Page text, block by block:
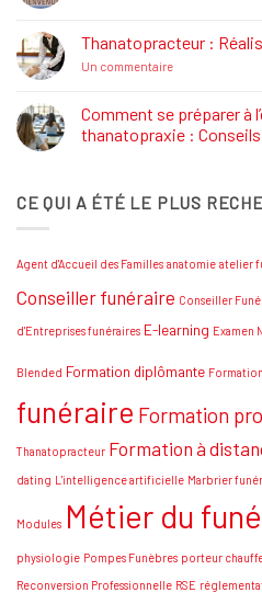
Job
Dating
Salon
SUD
Thanatopracteur :
Un commentairesur
Réaliser
votre
rêve
Comment se préparer à
thanatopraxie :
Comment
se
national
thanatopraxie
Conseils
CE QUI A ÉTÉ LE PLUS
Agent d'Accueil des Familles anatomie atelier
Conseiller funéraire Conseiller
d'Entreprises funéraires E-learning Examen
Blended Formation diplômante
funéraire Formation
Thanatopracteur Formation à
dating L'intelligence artificielle Marbrier
Modules Métier du
physiologie Pompes Funèbres porteur
Reconversion Professionnelle RSE